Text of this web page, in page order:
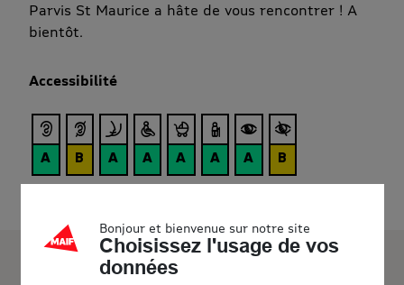
Parvis St Maurice a hâte de vous rencontrer ! A
bientôt.
Accessibilité
Bonjour et bienvenue sur notre site
Choisissez l'usage de vos
données